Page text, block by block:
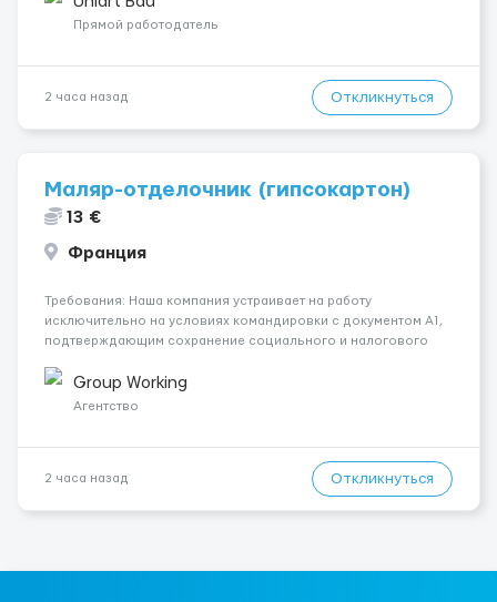
портфолио Обязанности ...
Прямой работодатель
2 часа назад Откликнуться
Маляр-отделочник (гипсокартон)
13 €
Франция
Требования: Наша компания устраивает на работу
исключительно на условиях командировки с документом A1,
подтверждающим сохранение социального и налогового
A1 могут получить граждане стран с упрощенным доступом к
рынку труда ЕС (Укра...
Group Working
Агентство
2 часа назад Откликнуться